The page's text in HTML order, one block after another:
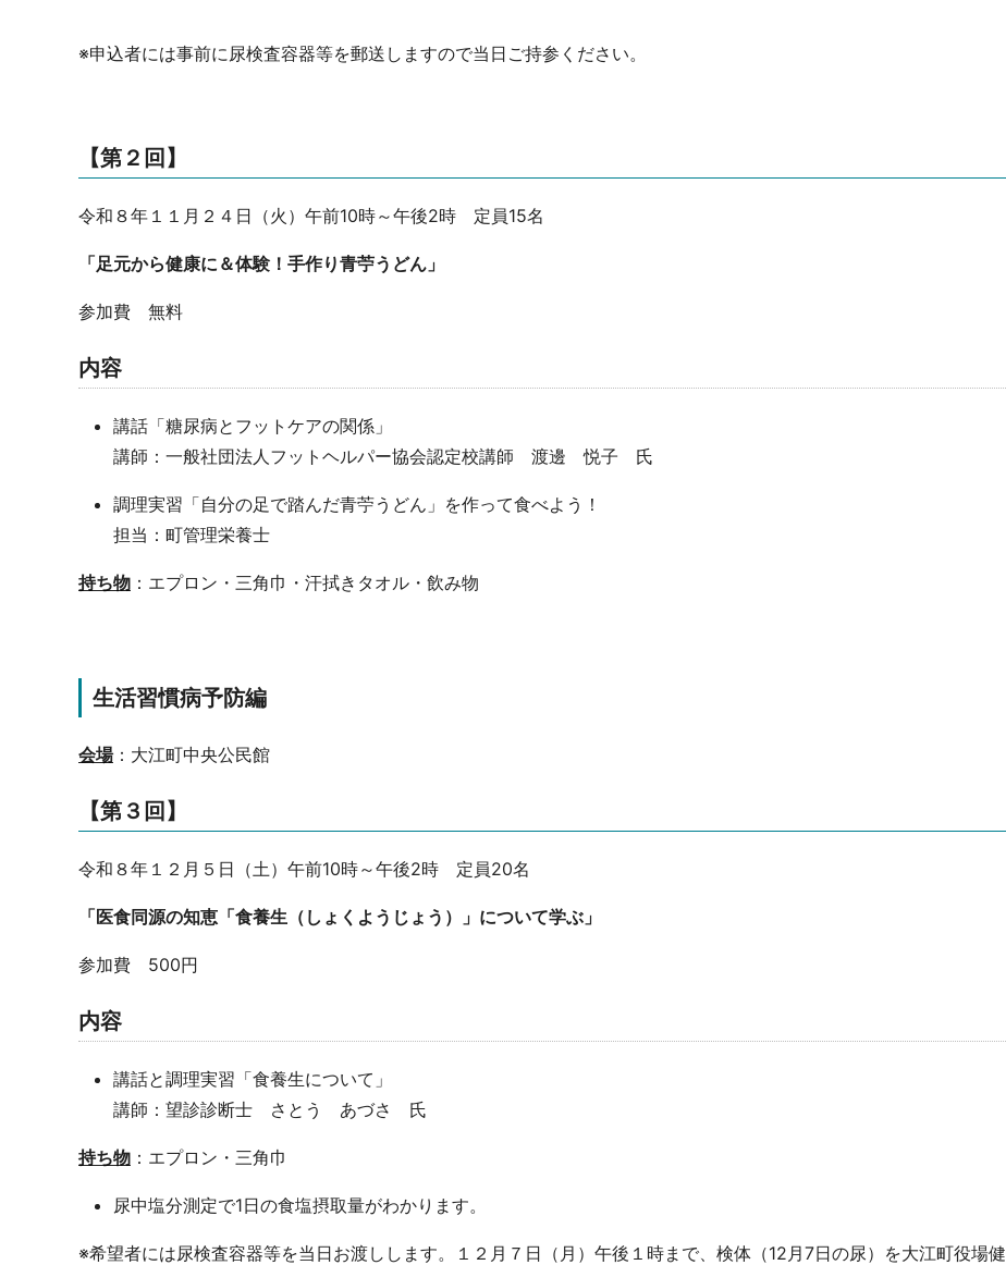
※申込者には事前に尿検査容器等を郵送しますので当日ご持参ください。
【第２回】
令和８年１１月２４日（火）午前10時～午後2時 定員15名
「足元から健康に＆体験！手作り青苧うどん」
参加費 無料
内容
講話「糖尿病とフットケアの関係」
講師：一般社団法人フットヘルパー協会認定校講師 渡邊 悦子 氏
調理実習「自分の足で踏んだ青苧うどん」を作って食べよう！
担当：町管理栄養士
持ち物 ：エプロン・三角巾・汗拭きタオル・飲み物
生活習慣病予防編
会場：大江町中央公民館
【第３回】
令和８年１２月５日（土）午前10時～午後2時 定員20名
「医食同源の知恵「食養生（しょくようじょう）」について学ぶ」
参加費 500円
内容
講話と調理実習「食養生について」
講師：望診診断士 さとう あづさ 氏
持ち物 ：エプロン・三角巾
尿中塩分測定で1日の食塩摂取量がわかります。
※希望者には尿検査容器等を当日お渡しします。１２月７日（月）午後１時まで、検体（12月7日の尿）を大江町役場健